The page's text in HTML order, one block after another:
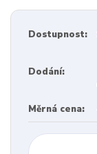
Dostupnost:
Dodání:
Měrná cena: